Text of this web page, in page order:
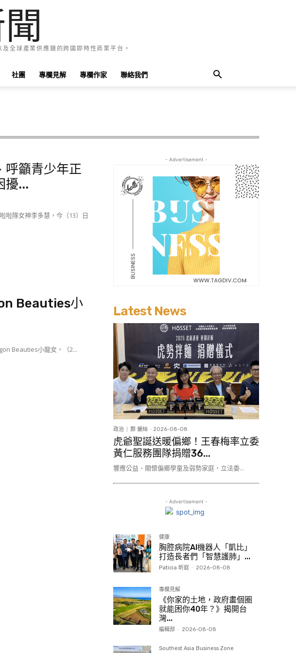
全球產業供應鏈的跨國即時性商業平台。
社團 專欄見解 專欄作家 聯絡我們
呼籲青少年正
擾...
啦隊女神李多慧，今（13）日
Beauties小
Dragon Beauties小龍女，（2...
- Advertisement -
Latest News
政治 鄭 儷絲 - 2026-08-08
虎爺聖誕送暖偏鄉！王春梅率立委
黃仁服務團隊捐贈36...
響應公益、關懷偏鄉學童及弱勢家庭，立法委...
- Advertisement -
健康
胸腔病院AI機器人「凱比」
打造長者們「智慧護肺」...
Paticia 昕庭 - 2026-08-08
專欄見解
《你家的土地，政府畫個圈
就能困你40年？》揭開台
灣...
編輯部 - 2026-08-08
Southest Asia Business Zone